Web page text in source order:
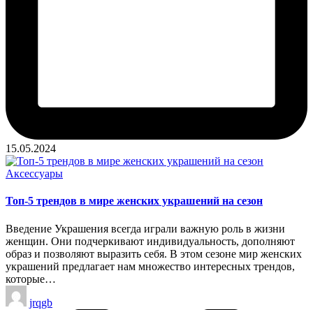
15.05.2024
Опубликовано
Аксессуары
Топ-5 трендов в мире женских украшений на сезон
Введение Украшения всегда играли важную роль в жизни
женщин. Они подчеркивают индивидуальность, дополняют
образ и позволяют выразить себя. В этом сезоне мир женских
украшений предлагает нам множество интересных трендов,
которые…
Запись
от
jrqgb